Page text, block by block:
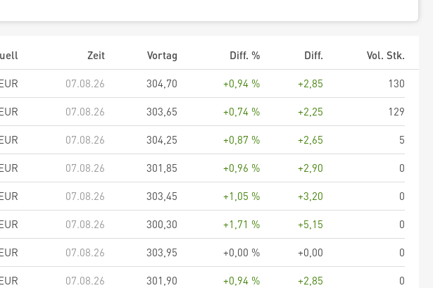
Zeit Vortag Diff. % Diff.
Vol. Stk.
07.08.26 304,70 +0,94 % +2,85
130
07.08.26 303,65 +0,74 % +2,25
129
07.08.26 304,25 +0,87 % +2,65
5
07.08.26 301,85 +0,96 % +2,90
0
07.08.26 303,45 +1,05 % +3,20
0
07.08.26 300,30 +1,71 % +5,15
0
07.08.26 303,95 +0,00 % +0,00
0
07.08.26 301,90 +0,94 % +2,85
0